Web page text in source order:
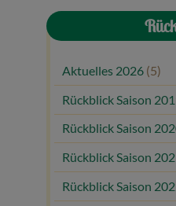
Aktuelles 2026 (5)
Rückblick Saison
Rückblick Saison
Rückblick Saison
Rückblick Saison